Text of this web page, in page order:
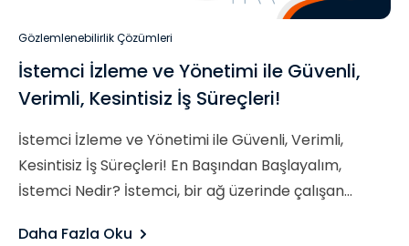
Gözlemlenebilirlik Çözümleri
İstemci İzleme ve Yönetimi ile Güvenli,
Verimli, Kesintisiz İş Süreçleri!
İstemci İzleme ve Yönetimi ile Güvenli, Verimli,
Kesintisiz İş Süreçleri! En Başından Başlayalım,
İstemci Nedir? İstemci, bir ağ üzerinde çalışan...
Daha Fazla Oku